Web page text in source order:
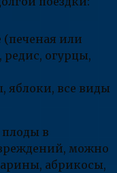
или
редис, огурцы,
яблоки, все виды
плоды в
можно
абрикосы,